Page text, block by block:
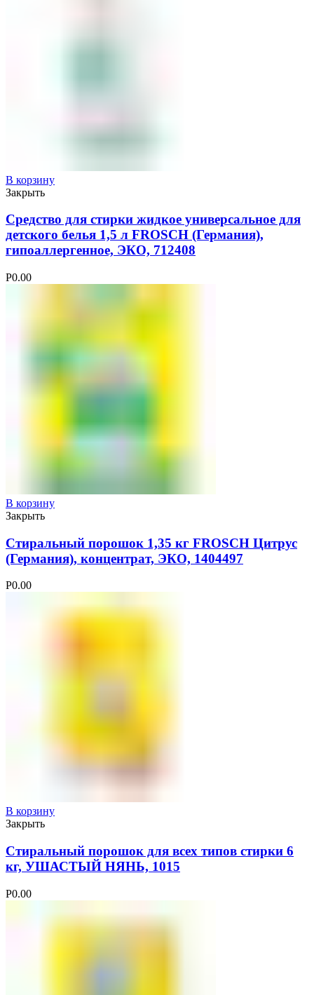
В корзину
Закрыть
Средство для стирки жидкое универсальное для
детского белья 1,5 л FROSCH (Германия),
гипоаллергенное, ЭКО, 712408
Р0.00
В корзину
Закрыть
Стиральный порошок 1,35 кг FROSCH Цитрус
(Германия), концентрат, ЭКО, 1404497
Р0.00
В корзину
Закрыть
Стиральный порошок для всех типов стирки 6
кг, УШАСТЫЙ НЯНЬ, 1015
Р0.00